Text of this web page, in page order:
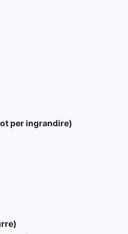
per ingrandire)